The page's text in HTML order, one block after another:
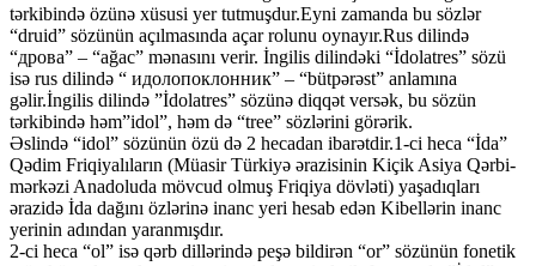
tərkibində özünə xüsusi yer tutmuşdur.Eyni zamanda bu sözlər
“druid” sözünün açılmasında açar rolunu oynayır.Rus dilində
“дрова” – “ağac” mənasını verir. İngilis dilindəki “İdolatres” sözü
isə rus dilində “ идолопоклонник” – “bütpərəst” anlamına
gəlir.İngilis dilində ”İdolatres” sözünə diqqət versək, bu sözün
tərkibində həm”idol”, həm də “tree” sözlərini görərik.
Əslində “idol” sözünün özü də 2 hecadan ibarətdir.1-ci heca “İda”
Qədim Friqiyalıların (Müasir Türkiyə ərazisinin Kiçik Asiya Qərbi-
mərkəzi Anadoluda mövcud olmuş Friqiya dövləti) yaşadıqları
ərazidə İda dağını özlərinə inanc yeri hesab edən Kibellərin inanc
yerinin adından yaranmışdır.
2-ci heca “ol” isə qərb dillərində peşə bildirən “or” sözünün fonetik